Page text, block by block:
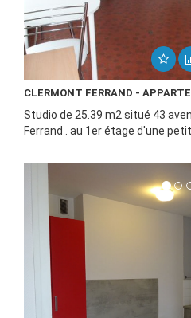
CLERMONT FERRAND -
Studio de 25.39 m2 situé 43
Ferrand . au 1er étage d'une